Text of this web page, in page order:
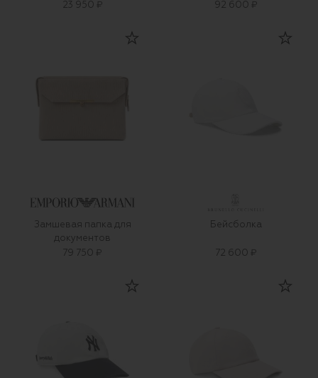
23 950 ₽
92 600 ₽
Замшевая папка для
документов
79 750 ₽
Бейсболка
72 600 ₽